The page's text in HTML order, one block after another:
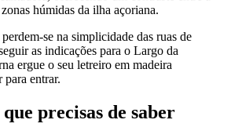
húmidas da ilha açoriana.
se na simplicidade das ruas de
as indicações para o Largo da
ergue o seu letreiro em madeira
entrar.
precisas de saber